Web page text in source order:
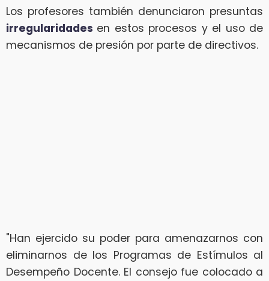
Los profesores también denunciaron presuntas
irregularidades en estos procesos y el uso de
mecanismos de presión por parte de directivos.
"Han ejercido su poder para amenazarnos con
eliminarnos de los Programas de Estímulos al
Desempeño Docente. El consejo fue colocado a